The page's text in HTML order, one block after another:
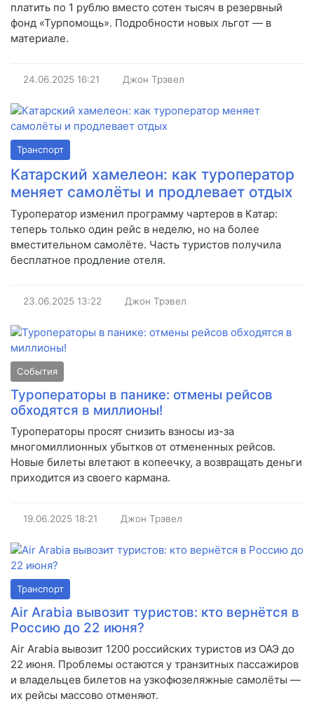
платить по 1 рублю вместо сотен тысяч в резервный
фонд «Турпомощь». Подробности новых льгот — в
материале.
24.06.2025 16:21 Джон Трэвел
Транспорт
Катарский хамелеон: как туроператор
меняет самолёты и продлевает отдых
Туроператор изменил программу чартеров в Катар:
теперь только один рейс в неделю, но на более
вместительном самолёте. Часть туристов получила
бесплатное продление отеля.
23.06.2025 13:22 Джон Трэвел
События
Туроператоры в панике: отмены рейсов
обходятся в миллионы!
Туроператоры просят снизить взносы из-за
многомиллионных убытков от отмененных рейсов.
Новые билеты влетают в копеечку, а возвращать деньги
приходится из своего кармана.
19.06.2025 18:21 Джон Трэвел
Транспорт
Air Arabia вывозит туристов: кто вернётся в
Россию до 22 июня?
Air Arabia вывозит 1200 российских туристов из ОАЭ до
22 июня. Проблемы остаются у транзитных пассажиров
и владельцев билетов на узкофюзеляжные самолёты —
их рейсы массово отменяют.